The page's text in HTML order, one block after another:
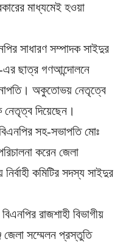
মাধ্যমেই হওয়া
সাধারণ সম্পাদক সাইদুর
এর ছাত্র গণআন্দোলনে
অকুতোভয় নেতৃত্বে
নেতৃত্ব দিয়েছেন।
সহ-সভাপতি মোঃ
করেন জেলা
কমিটির সদস্য সাইদুর
রাজশাহী বিভাগীয়
জেলা সম্মেলন প্রস্তুতি